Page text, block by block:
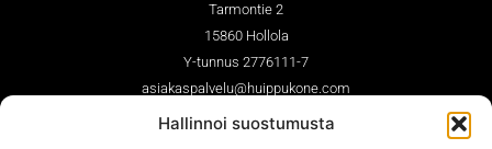
Hallinnoi suostumusta
Tarmontie 2
15860 Hollola
Y-tunnus 2776111-7
asiakaspalvelu@huippukone.com
03-7561210 (ark. 9.00-14.00)